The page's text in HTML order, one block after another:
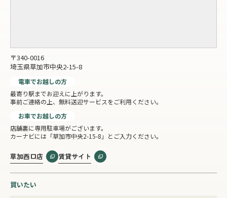
〒340-0016
埼玉県草加市中央2-15-8
電車でお越しの方
最寄り駅までお迎えに上がります。
事前ご連絡の上、無料送迎サービスをご利用ください。
お車でお越しの方
店舗裏に専用駐車場がございます。
カーナビには「草加市中央2-15-8」とご入力ください。
草加西口店 賃貸サイト
買いたい